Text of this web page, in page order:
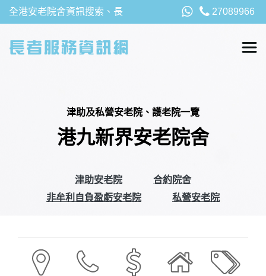
全港安老院舍資訊搜索、長 27089966
津助及私營安老院、護老院一覽
港九新界安老院舍
津助安老院
合約院舍
非牟利自負盈虧安老院
私營安老院